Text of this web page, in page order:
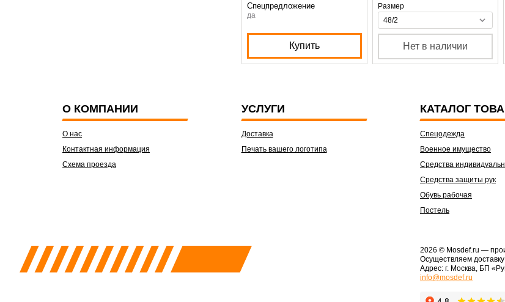
Спецпредложение
да
Купить
Размер
Нет в наличии
О КОМПАНИИ
О нас
Контактная информация
Схема проезда
УСЛУГИ
Доставка
Печать вашего логотипа
КАТАЛОГ
Спецодежда
Военное имущество
Средства
Средства защиты рук
Обувь рабочая
Постель
2026 © Mosdef.ru —
Осуществляем доставку
Адрес: г. Москва, БП
info@mosdef.ru